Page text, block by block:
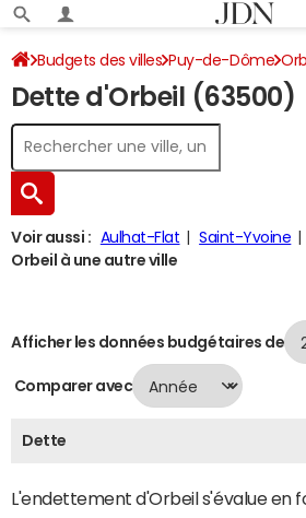
Budgets des villes Puy-de-Dôme
Dette au 31/12/2024
Dette d'Orbeil (63500)
Voir aussi : Aulhat-Flat Saint-Yvoine
Orbeil à une autre ville
Afficher les données budgétaires de
Comparer avec
Dette
L'endettement d'Orbeil s'évalue en